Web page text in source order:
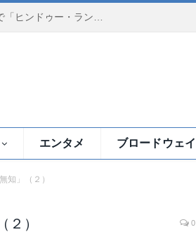
夕暮れのイースト川で祈りの灯、ブルックリンで「ヒンドゥー・ランプ・セレモニー」
エンタメ ブロードウェイ
知」（２）
２） 0